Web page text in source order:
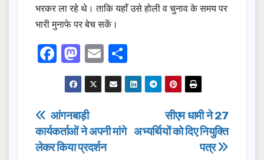
भरकर ला रहे थे। ताकि यहाँ उसे होली व चुनाव के समय पर
भारी मुनाफे पर बेच सकें।
F
a
c
e
b
o
M
a
st
o
d
o
E
m
ail
h
ar
Post
navigation
सीएम धामी ने 27
अभ्यर्थियों को दिए नियुक्ति
पत्र
आंगनबाड़ी
कार्यकर्ताओं ने अपनी मांगे
लेकर किया प्रदर्शन